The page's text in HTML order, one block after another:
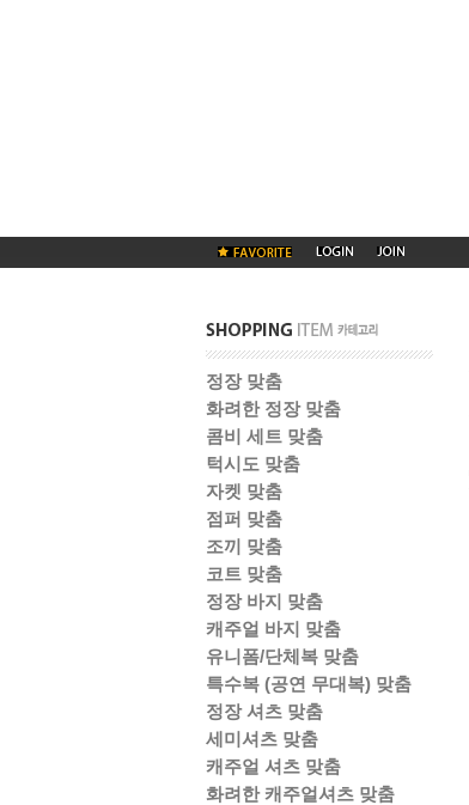
정장 맞춤
화려한 정장 맞춤
콤비 세트 맞춤
턱시도 맞춤
자켓 맞춤
점퍼 맞춤
조끼 맞춤
코트 맞춤
정장 바지 맞춤
캐주얼 바지 맞춤
유니폼/단체복 맞춤
특수복 (공연 무대복) 맞춤
정장 셔츠 맞춤
세미셔츠 맞춤
캐주얼 셔츠 맞춤
화려한 캐주얼셔츠 맞춤